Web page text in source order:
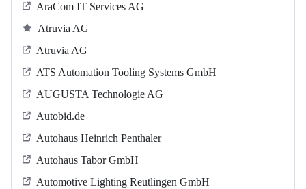
AraCom IT Services AG
Atruvia AG
Atruvia AG
ATS Automation Tooling Systems GmbH
AUGUSTA Technologie AG
Autobid.de
Autohaus Heinrich Penthaler
Autohaus Tabor GmbH
Automotive Lighting Reutlingen GmbH